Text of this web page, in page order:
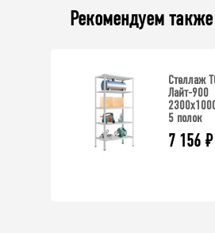
Рекомендуем
Стеллаж
Лайт-900
5 полок
7 156 ₽